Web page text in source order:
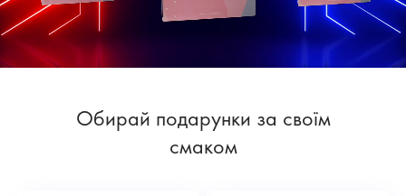
Обирай подарунки за своїм
смаком